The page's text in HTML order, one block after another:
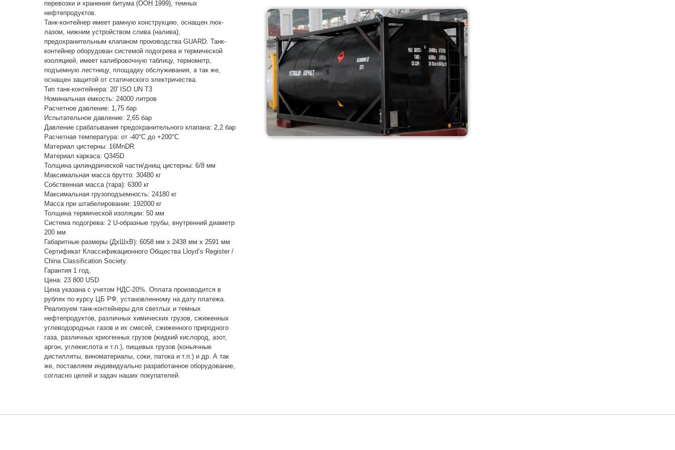
перевозки и хранения битума (ООН 1999), темных
нефтепродуктов.
Танк-контейнер имеет рамную конструкцию, оснащен люк-
лазом, нижним устройством слива (налива),
предохранительным клапаном производства GUARD. Танк-
контейнер оборудован системой подогрева и термической
изоляцией, имеет калибровочную таблицу, термометр,
подъемную лестницу, площадку обслуживания, а так же,
оснащен защитой от статического электричества.
Тип танк-контейнера: 20' ISO UN T3
Номинальная емкость: 24000 литров
Расчетное давление: 1,75 бар
Испытательное давление: 2,65 бар
Давление срабатывания предохранительного клапана: 2,2 бар
Расчетная температура: от -40°C до +200°C
Материал цистерны: 16MnDR
Материал каркаса: Q345D
Толщина цилиндрической части/днищ цистерны: 6/8 мм
Максимальная масса брутто: 30480 кг
Собственная масса (тара): 6300 кг
Максимальная грузоподъемность: 24180 кг
Масса при штабелировании: 192000 кг
Толщина термической изоляции: 50 мм
Система подогрева: 2 U-образные трубы, внутренний диаметр
200 мм
Габаритные размеры (ДxШxВ): 6058 мм x 2438 мм x 2591 мм
Сертификат Классификационного Общества Lloyd’s Register /
China Classification Society.
Гарантия 1 год.
Цена: 23 800 USD
Цена указана с учетом НДС-20%. Оплата производится в
рублях по курсу ЦБ РФ, установленному на дату платежа.
Реализуем танк-контейнеры для светлых и темных
нефтепродуктов, различных химических грузов, сжиженных
углеводородных газов и их смесей, сжиженного природного
газа, различных криогенных грузов (жидкий кислород, азот,
аргон, углекислота и т.п.), пищевых грузов (коньячные
дистилляты, виноматериалы, соки, патока и т.п.) и др. А так
же, поставляем индивидуально разработанное оборудование,
согласно целей и задач наших покупателей.